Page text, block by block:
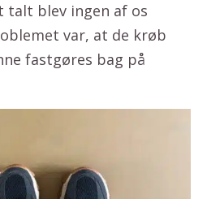
talt blev ingen af os
var, at de krøb
fastgøres bag på